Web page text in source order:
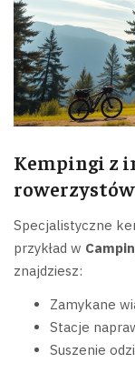
Kempingi z
rowerzystów
Specjalistyczne
przykład w
znajdziesz:
Zamykane
Stacje
Suszenie